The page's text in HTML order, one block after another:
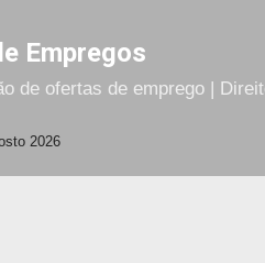
Empregos
de ofertas de emprego |
2026